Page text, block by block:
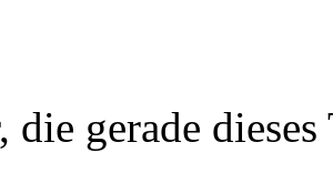
die gerade